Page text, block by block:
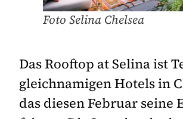
Foto Selina Chelsea
Das Rooftop at Selina ist
gleichnamigen Hotels in
das diesen Februar seine